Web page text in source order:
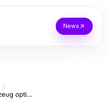
News
Carport und die Freiheit, Ihr Fahrzeug optimal zu schützen